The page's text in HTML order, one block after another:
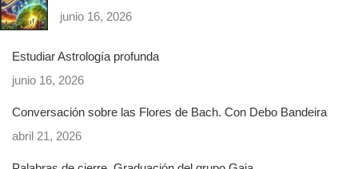
junio 16, 2026
Estudiar Astrología profunda
junio 16, 2026
Conversación sobre las Flores de Bach. Con Debo Bandeira
abril 21, 2026